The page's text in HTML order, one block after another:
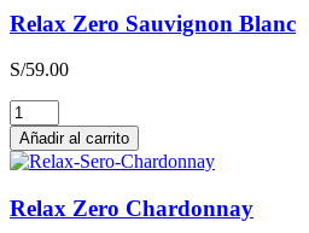
Relax Zero Sauvignon Blanc
S/59.00
Relax
Zero
Sauvignon
Blanc
cantidad
Añadir al carrito
Relax Zero Chardonnay